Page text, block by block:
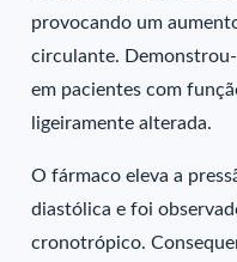
provocando um
circulante.
em pacientes com
ligeiramente alterada.
O fármaco eleva a
diastólica e foi
cronotrópico.